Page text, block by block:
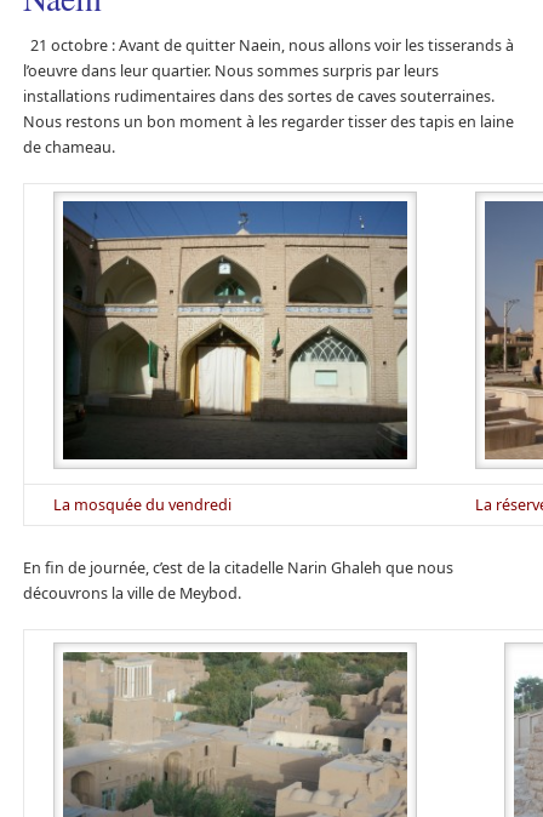
21 octobre : Avant de quitter Naein, nous allons voir les tisserands à
l’oeuvre dans leur quartier. Nous sommes surpris par leurs
installations rudimentaires dans des sortes de caves souterraines.
Nous restons un bon moment à les regarder tisser des tapis en laine
de chameau.
La mosquée du vendredi La
En fin de journée, c’est de la citadelle Narin Ghaleh que nous
découvrons la ville de Meybod.